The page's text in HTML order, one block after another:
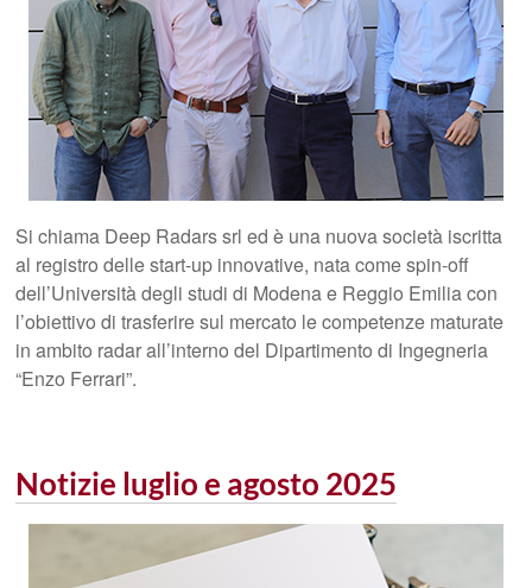
Si chiama Deep Radars srl ed è una nuova società iscritta
al registro delle start-up innovative, nata come spin-off
dell’Università degli studi di Modena e Reggio Emilia con
l’obiettivo di trasferire sul mercato le competenze maturate
in ambito radar all’interno del Dipartimento di Ingegneria
“Enzo Ferrari”.
Notizie luglio e agosto 2025